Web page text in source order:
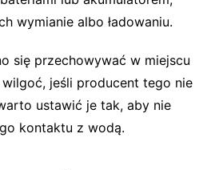
wymianie albo ładowaniu.
się przechowywać w miejscu
jeśli producent tego nie
ustawić je tak, aby nie
kontaktu z wodą.